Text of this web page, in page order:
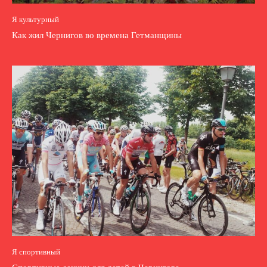
Я культурный
Как жил Чернигов во времена Гетманщины
Я спортивный